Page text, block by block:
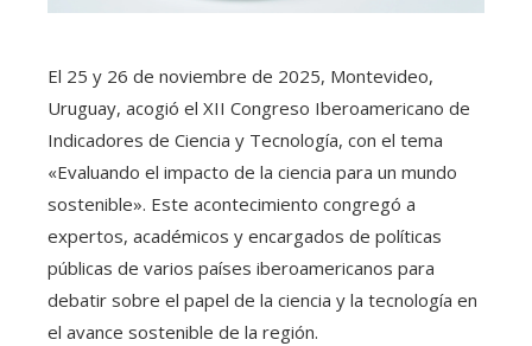
El 25 y 26 de noviembre de 2025, Montevideo,
Uruguay, acogió el XII Congreso Iberoamericano de
Indicadores de Ciencia y Tecnología, con el tema
«Evaluando el impacto de la ciencia para un mundo
sostenible». Este acontecimiento congregó a
expertos, académicos y encargados de políticas
públicas de varios países iberoamericanos para
debatir sobre el papel de la ciencia y la tecnología en
el avance sostenible de la región.